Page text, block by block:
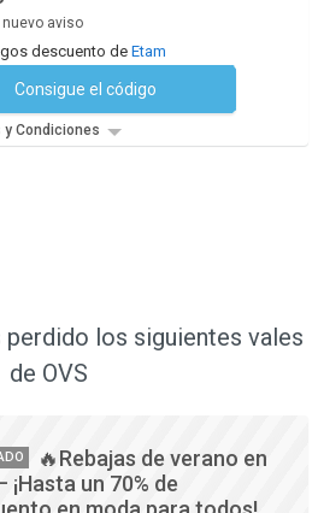
nuevo aviso
descuento de Etam
Consigue el código
y Condiciones
los siguientes vales
de OVS
🔥Rebajas de verano en
¡Hasta un 70% de